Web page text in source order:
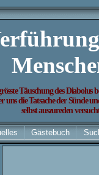
Täuschung desDiabolus
uns die Tatsache der Sünde
selbst auszureden
Gästebuch